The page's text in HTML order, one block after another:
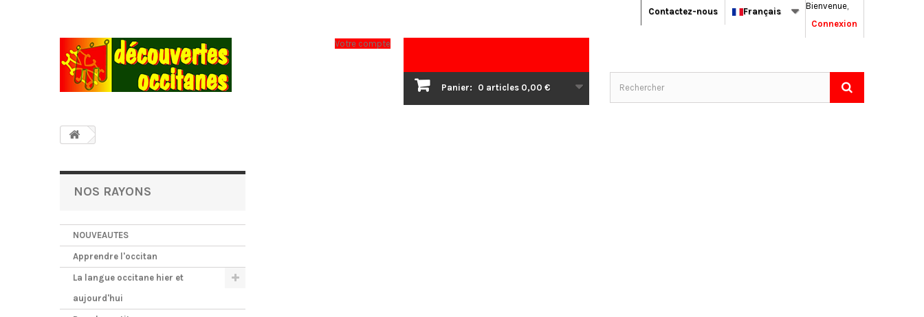
Bienvenue,
Connexion
Français
Contactez-nous
Panier: 0 articles 0,00 €
Votre compte
NOS RAYONS
NOUVEAUTES
Apprendre l'occitan
La langue occitane hier et
aujourd'hui